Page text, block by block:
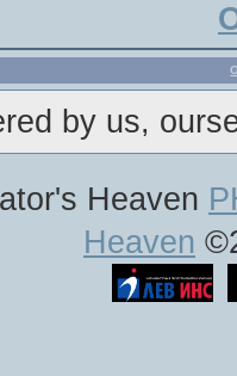
by us,
Heaven
Heaven